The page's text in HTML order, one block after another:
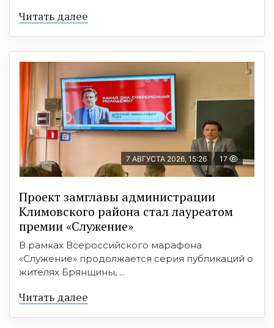
Читать далее
7 АВГУСТА 2026, 15:26 17
Проект замглавы администрации
Климовского района стал лауреатом
премии «Служение»
В рамках Всероссийского марафона
«Служение» продолжается серия публикаций о
жителях Брянщины, ...
Читать далее